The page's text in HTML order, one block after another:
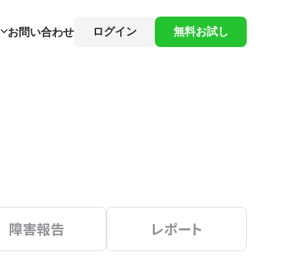
お問い合わせ ログイン 無料お試し
障害報告 レポート